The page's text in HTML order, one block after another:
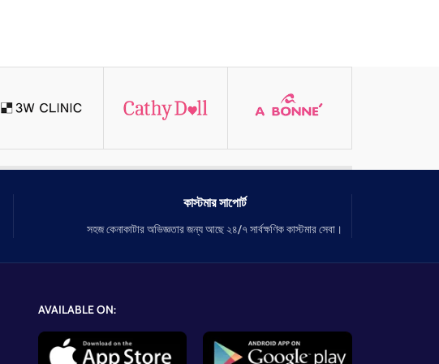
কাস্টমার সাপোর্ট
সহজ কেনাকাটার অভিজ্ঞতার জন্য আছে ২৪/৭ সার্বক্ষণিক কাস্টমার সেবা।
AVAILABLE ON: